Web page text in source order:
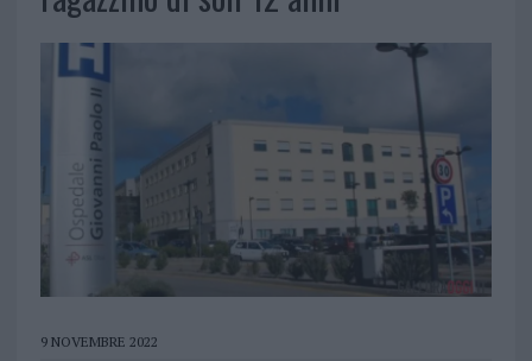
9 NOVEMBRE 2022